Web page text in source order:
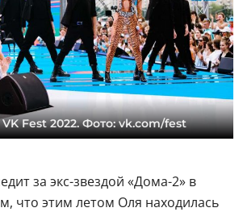
Fest 2022. Фото: vk.com/fest
за экс-звездой «Дома-2» в
что этим летом Оля находилась